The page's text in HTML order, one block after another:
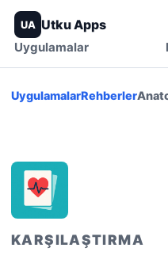
UA Utku Apps
Uygulamalar
UygulamalarRehberler
KARŞILAŞTIRMA